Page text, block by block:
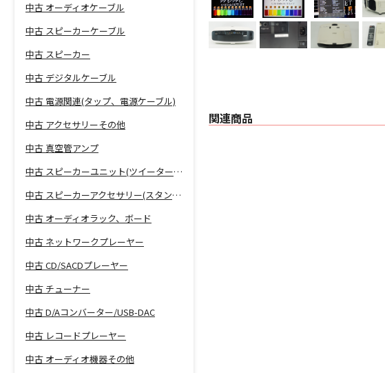
中古 オーディオケーブル
中古 スピーカーケーブル
中古 スピーカー
中古 デジタルケーブル
中古 電源関連(タップ、電源ケーブル)
中古 アクセサリーその他
中古 真空管アンプ
中古 スピーカーユニット(ツイーター、ウーファー等)
中古 スピーカーアクセサリー(スタンド等)
中古 オーディオラック、ボード
中古 ネットワークプレーヤー
中古 CD/SACDプレーヤー
中古 チューナー
中古 D/Aコンバーター/USB-DAC
中古 レコードプレーヤー
中古 オーディオ機器その他
関連商品